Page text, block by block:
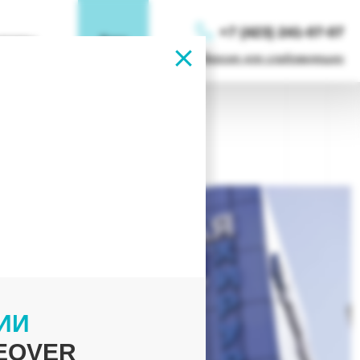
+7 (423) 241‑07‑07
Версия для слабовидящих
Блог